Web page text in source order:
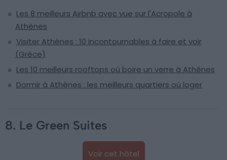
Les 8 meilleurs Airbnb avec vue sur l'Acropole à
Athènes
Visiter Athènes : 10 incontournables à faire et voir
(Grèce)
Les 10 meilleurs rooftops où boire un verre à Athènes
Dormir à Athènes : les meilleurs quartiers où loger
8. Le Green Suites
Voir cet hôtel